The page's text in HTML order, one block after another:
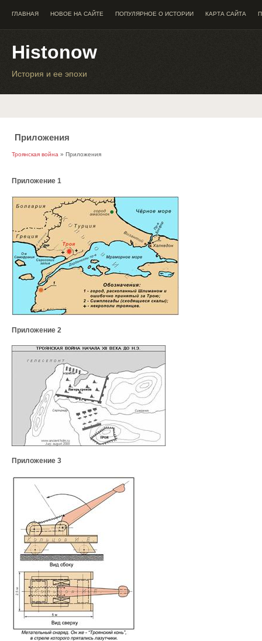
ГЛАВНАЯ НОВОЕ НА САЙТЕ ПОПУЛЯРНОЕ О ИСТОРИИ КАРТА САЙТА
Histonow
История и ее эпохи
Приложения
Троянская война » Приложения
Приложение 1
Приложение 2
Приложение 3